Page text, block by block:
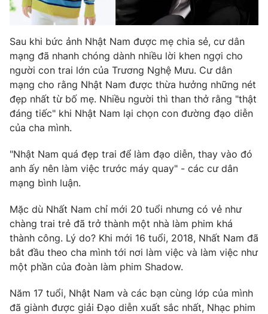
Chuyên mục khác
Photo Infographic
Video Shorts video
VTV Money
VTV Sức khoẻ Bất động sản
Thị trường 24h Tấm lòng Việt
VTV4 Vươn mình bằng AI
VTV9 VTV8
Liên hệ tòa soạn English
Sau khi bức ảnh Nhật Nam được mẹ chia sẻ, cư dân
mạng đã nhanh chóng dành nhiều lời khen ngợi cho
người con trai lớn của Trương Nghệ Mưu. Cư dân
mạng cho rằng Nhật Nam được thừa hưởng những nét
đẹp nhất từ bố mẹ. Nhiều người thì than thở rằng "thật
đáng tiếc" khi Nhật Nam lại chọn con đường đạo diễn
của cha mình.
"Nhật Nam quá đẹp trai để làm đạo diễn, thay vào đó
anh ấy nên làm việc trước máy quay" - các cư dân
mạng bình luận.
Mặc dù Nhất Nam chỉ mới 20 tuổi nhưng có vẻ như
chàng trai trẻ đã trở thành một nhà làm phim khá
thành công. Lý do? Khi mới 16 tuổi, 2018, Nhất Nam đã
bắt đầu theo cha mình tới nơi làm việc và làm việc như
một phần của đoàn làm phim Shadow.
Năm 17 tuổi, Nhật Nam và các bạn cùng lớp của mình
đã giành được giải Đạo diễn xuất sắc nhất, Nhạc phim